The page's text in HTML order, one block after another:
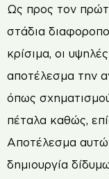
Ως προς τον
στάδια
κρίσιμα, οι
αποτέλεσμα την
όπως
πέταλα καθώς,
Αποτέλεσμα
δημιουργία